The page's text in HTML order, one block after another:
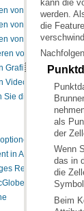
von 3D-Multipatch-
von Annotation-
von Daten aus
von 3D-
Grafiken
Videos
Sie die Z-Werte
in ArcGlobe
Rendern in
der